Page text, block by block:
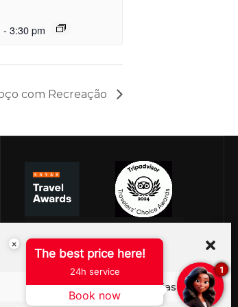
Ver preferências
- 3:30 pm
com Recreação
×
The best price here!
24h service
Book now
1